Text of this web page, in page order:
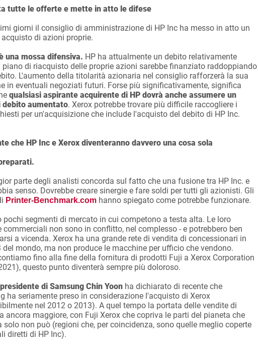
tutte le offerte e mette in atto le difese
giorni il consiglio di amministrazione di HP Inc ha messo in atto un
di azioni proprie.
una mossa difensiva. HP ha attualmente un debito relativamente
piano di riacquisto delle proprie azioni sarebbe finanziato raddoppiando
L'aumento della titolarità azionaria nel consiglio rafforzerà la sua
in eventuali negoziati futuri. Forse più significativamente, significa
qualsiasi aspirante acquirente di HP dovrà anche assumere un
debito aumentato. Xerox potrebbe trovare più difficile raccogliere i
per un'acquisizione che include l'acquisto del debito di HP Inc.
che HP Inc e Xerox diventeranno davvero una cosa sola
parte degli analisti concorda sul fatto che una fusione tra HP Inc. e
senso. Dovrebbe creare sinergie e fare soldi per tutti gli azionisti. Gli
Printer-Benchmark.com hanno spiegato come potrebbe funzionare.
pochi segmenti di mercato in cui competono a testa alta. Le loro
commerciali non sono in conflitto, nel complesso - e potrebbero ben
a vicenda. Xerox ha una grande rete di vendita di concessionari in
mondo, ma non produce le macchine per ufficio che vendono.
fino alla fine della fornitura di prodotti Fuji a Xerox Corporation
questo punto diventerà sempre più doloroso.
di Samsung Chin Yoon ha dichiarato di recente che
ha seriamente preso in considerazione l'acquisto di Xerox
nel 2012 o 2013). A quel tempo la portata delle vendite di
ancora maggiore, con Fuji Xerox che copriva le parti del pianeta che
solo non può (regioni che, per coincidenza, sono quelle meglio coperte
diretti di HP Inc).